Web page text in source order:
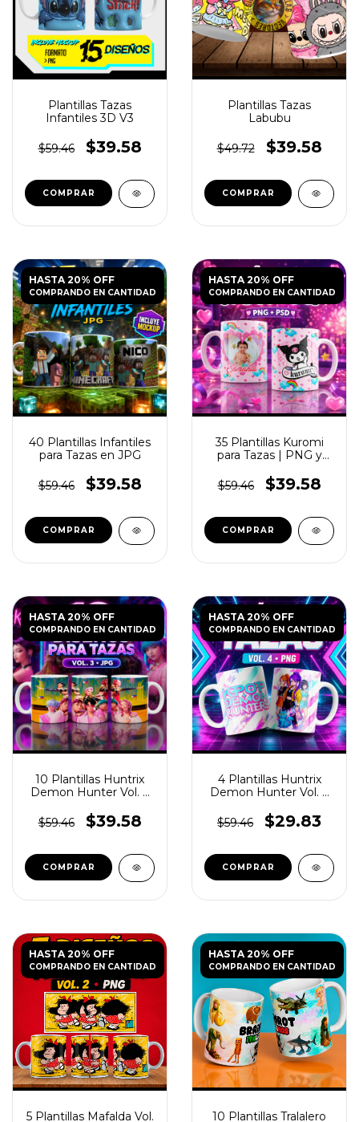
Plantillas Tazas
Infantiles 3D V3
$59.46 $39.58
Plantillas Tazas
Labubu
$49.72 $39.58
HASTA 20% OFF
COMPRANDO EN CANTIDAD
40 Plantillas Infantiles
para Tazas en JPG
$59.46 $39.58
HASTA 20% OFF
COMPRANDO EN CANTIDAD
35 Plantillas Kuromi
para Tazas | PNG y
$59.46
$39.58
HASTA 20% OFF
COMPRANDO EN CANTIDAD
10 Plantillas Huntrix
Demon Hunter Vol. 3
$59.46
$39.58
HASTA 20% OFF
COMPRANDO EN CANTIDAD
4 Plantillas Huntrix
Demon Hunter Vol. 4
$59.46
$29.83
HASTA 20% OFF
COMPRANDO EN CANTIDAD
5 Plantillas Mafalda Vol.
HASTA 20% OFF
COMPRANDO EN CANTIDAD
10 Plantillas Tralalero